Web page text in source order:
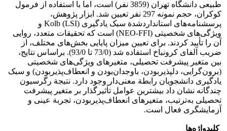
طبیعی دانشگاه تهران (3859 نفر) است، اما با استفاده از فرمول
کوکران، حجم نمونه 297 نفر تعیین شد. ابزار پژوهش،
پرسشنامه‌های استانداردشدة سبک یادگیری Kolb (LSI) و
ویژگی‌های شخصیتی (NEO-FFI) است که تحقیقات متعدد، روایی
آن را تأیید کردند. برای تعیین میزان پایایی بخش‌های مختلف، از
ضریب آلفای کرونباخ استفاده شد (73/0 تا 93/0). براساس نتایج،
بین متغیر پیشرفت‌ تحصیلی، متغیرهای ویژگی‌های شخصیتی
(برون‌گرایی، دلپذیربودن، باوجدان‌بودن و انعطاف‌پذیربودن) و سبک
یادگیری دانشجویان رابطة معنی‌دار وجود دارد. نتیجة رگرسیون
چندگانه نشان داد بیشترین عوامل تأثیرگذار بر متغیر پیشرفت
تحصیلی به‌ترتیب، متغیرهای انعطاف‌پذیربودن، تجربة عینی و
آزمایشگری فعال است.
کلیدواژه‌ها